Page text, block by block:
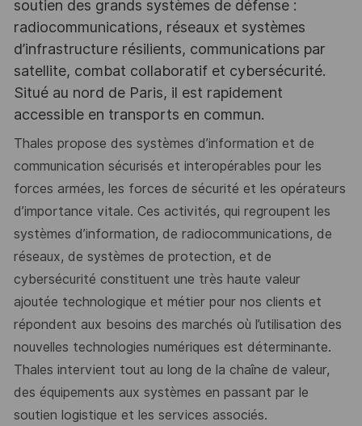
soutien des grands systèmes de défense :
radiocommunications, réseaux et systèmes
d’infrastructure résilients, communications par
satellite, combat collaboratif et cybersécurité.
Situé au nord de Paris, il est rapidement
accessible en transports en commun.
Thales propose des systèmes d’information et de
communication sécurisés et interopérables pour les
forces armées, les forces de sécurité et les opérateurs
d’importance vitale. Ces activités, qui regroupent les
systèmes d’information, de radiocommunications, de
réseaux, de systèmes de protection, et de
cybersécurité constituent une très haute valeur
ajoutée technologique et métier pour nos clients et
répondent aux besoins des marchés où l’utilisation des
nouvelles technologies numériques est déterminante.
Thales intervient tout au long de la chaîne de valeur,
des équipements aux systèmes en passant par le
soutien logistique et les services associés.